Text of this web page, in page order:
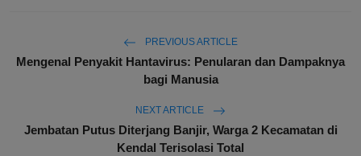
PREVIOUS ARTICLE
Mengenal Penyakit Hantavirus: Penularan dan Dampaknya
bagi Manusia
NEXT ARTICLE
Jembatan Putus Diterjang Banjir, Warga 2 Kecamatan di
Kendal Terisolasi Total